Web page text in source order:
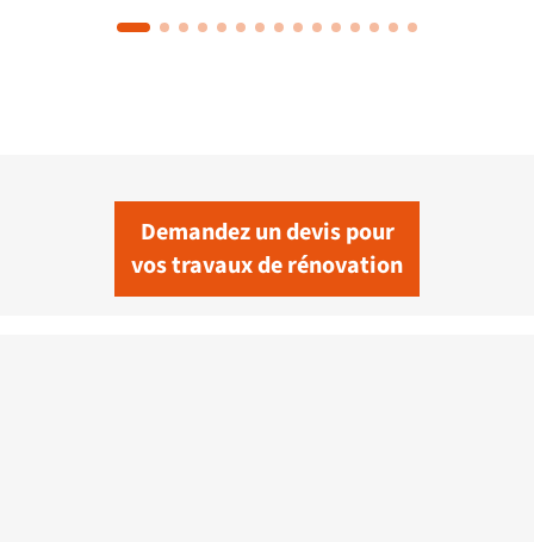
Demandez un devis pour
vos travaux de rénovation